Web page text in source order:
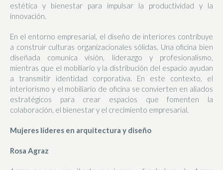
estética y bienestar para impulsar la productividad y la
innovación.
En el entorno empresarial, el diseño de interiores contribuye
a construir culturas organizacionales sólidas. Una oficina bien
diseñada comunica visión, liderazgo y profesionalismo,
mientras que el mobiliario y la distribución del espacio ayudan
a transmitir identidad corporativa. En este contexto, el
interiorismo y el mobiliario de oficina se convierten en aliados
estratégicos para crear espacios que fomenten la
colaboración, el bienestar y el crecimiento empresarial.
Mujeres líderes en arquitectura y diseño
Rosa Agraz